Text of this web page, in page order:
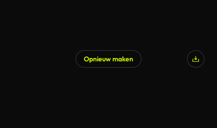
Opnieuw maken